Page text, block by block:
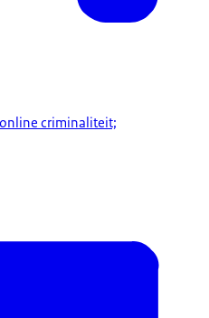
is de respondenten via
of ze in de afgelopen 12
en in de
pesten, stalken en
online criminaliteit;